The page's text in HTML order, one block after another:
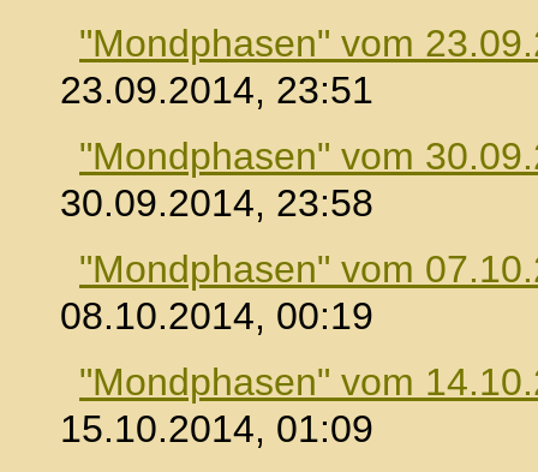
"Mondphasen" vom
23.09.2014, 23:51
"Mondphasen" vom
30.09.2014, 23:58
"Mondphasen" vom
08.10.2014, 00:19
"Mondphasen" vom
15.10.2014, 01:09